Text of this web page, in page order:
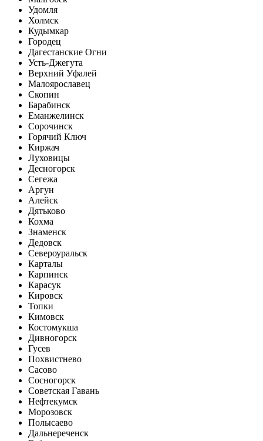
Удомля
Холмск
Кудымкар
Городец
Дагестанские Огни
Усть-Джегута
Верхний Уфалей
Малоярославец
Скопин
Барабинск
Еманжелинск
Сорочинск
Горячий Ключ
Киржач
Луховицы
Десногорск
Сегежа
Аргун
Алейск
Дятьково
Кохма
Знаменск
Дедовск
Североуральск
Карталы
Карпинск
Карасук
Кировск
Топки
Кимовск
Костомукша
Дивногорск
Гусев
Похвистнево
Сасово
Сосногорск
Советская Гавань
Нефтекумск
Морозовск
Полысаево
Дальнереченск